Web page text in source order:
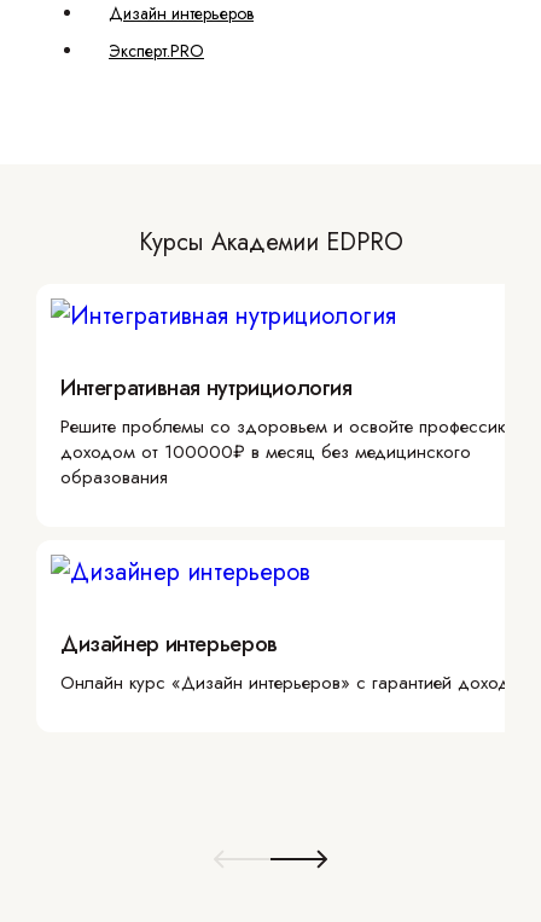
Дизайн интерьеров
Эксперт.PRO
Курсы Академии EDPRO
Интегративная нутрициология
Решите проблемы со здоровьем и освойте профессию с
доходом от 100000₽ в месяц без медицинского
образования
Дизайнер интерьеров
Онлайн курс «Дизайн интерьеров» с гарантией дохода